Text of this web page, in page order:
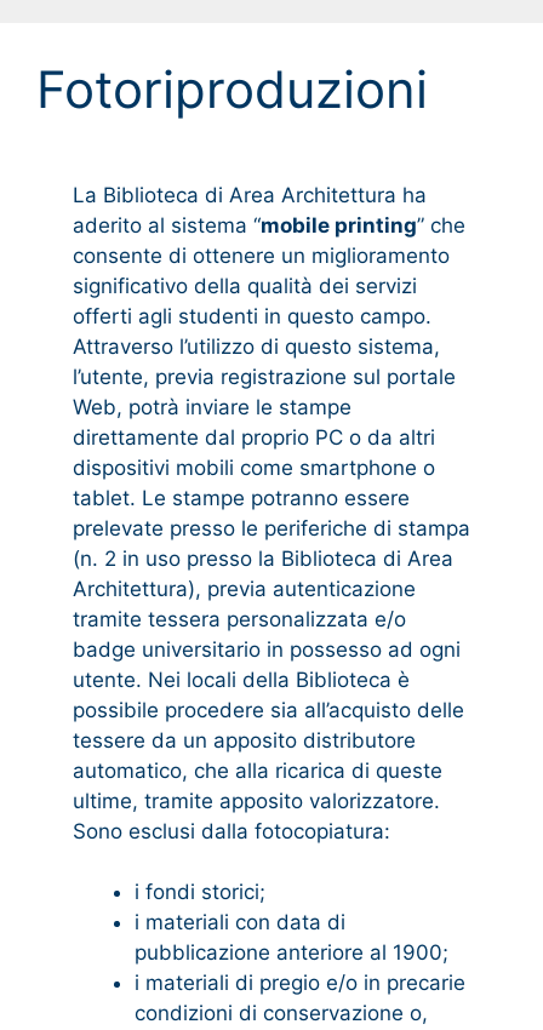
Fotoriproduzioni
La Biblioteca di Area Architettura ha
aderito al sistema “mobile printing” che
consente di ottenere un miglioramento
significativo della qualità dei servizi
offerti agli studenti in questo campo.
Attraverso l’utilizzo di questo sistema,
l’utente, previa registrazione sul portale
Web, potrà inviare le stampe
direttamente dal proprio PC o da altri
dispositivi mobili come smartphone o
tablet. Le stampe potranno essere
prelevate presso le periferiche di stampa
(n. 2 in uso presso la Biblioteca di Area
Architettura), previa autenticazione
tramite tessera personalizzata e/o
badge universitario in possesso ad ogni
utente. Nei locali della Biblioteca è
possibile procedere sia all’acquisto delle
tessere da un apposito distributore
automatico, che alla ricarica di queste
ultime, tramite apposito valorizzatore.
Sono esclusi dalla fotocopiatura:
i fondi storici;
i materiali con data di
pubblicazione anteriore al 1900;
i materiali di pregio e/o in precarie
condizioni di conservazione o,